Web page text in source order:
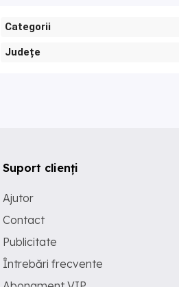
Categorii
Județe
Suport clienți
Ajutor
Contact
Publicitate
Întrebări frecvente